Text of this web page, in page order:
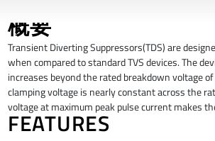
概要
Transient Diverting Suppressors(TDS) are
when compared to standard TVS devices. The
increases beyond the rated breakdown voltage
clamping voltage is nearly constant across the
voltage at maximum peak pulse current makes
FEATURES